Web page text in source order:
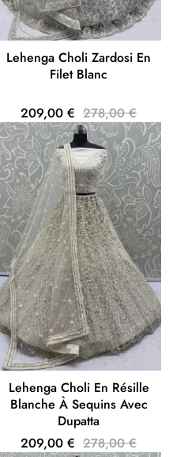
Lehenga Choli Zardosi En
Filet Blanc
209,00 € 278,00 €
Lehenga Choli En Résille
Blanche À Sequins Avec
Dupatta
209,00 € 278,00 €